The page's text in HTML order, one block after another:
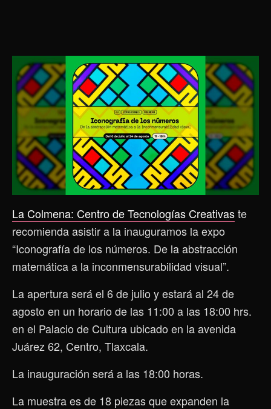
La Colmena: Centro de Tecnologías Creativaste
recomienda asistir a la inauguramos la expo
“Iconografía de los números. De la abstracción
matemática a la inconmensurabilidad visual”.
La apertura será el 6 de julio y estará al 24 de
agosto en un horario de las 11:00 a las 18:00 hrs.
en el Palacio de Cultura ubicado en la avenida
Juárez 62, Centro, Tlaxcala.
La inauguración será a las 18:00 horas.
La muestra es de 18 piezas que expanden la